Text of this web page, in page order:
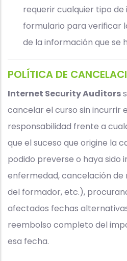
requerir cualquier tipo
formulario para verificar
de la información que se
POLÍTICA DE
Internet Security Auditors
cancelar el curso sin incurrir
responsabilidad frente a
que el suceso que origine la
podido preverse o haya sido
enfermedad, cancelación
del formador, etc.),
afectados fechas
reembolso completo del
esa fecha.